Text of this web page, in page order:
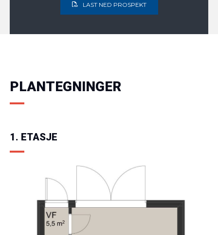
LAST NED PROSPEKT
PLANTEGNINGER
1. ETASJE